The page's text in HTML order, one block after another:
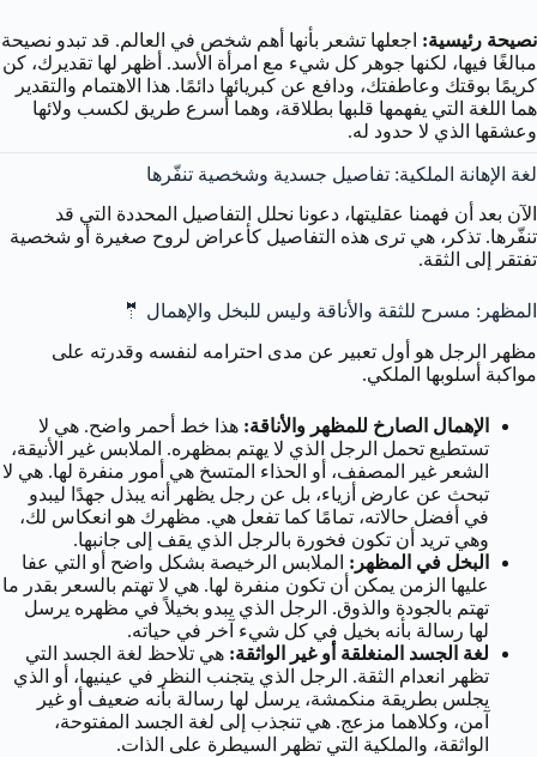
نصيحة رئيسية: اجعلها تشعر بأنها أهم شخص في العالم. قد تبدو نصيحة
مبالغًا فيها، لكنها جوهر كل شيء مع امرأة الأسد. أظهر لها تقديرك، كن
كريمًا بوقتك وعاطفتك، ودافع عن كبريائها دائمًا. هذا الاهتمام والتقدير
هما اللغة التي يفهمها قلبها بطلاقة، وهما أسرع طريق لكسب ولائها
وعشقها الذي لا حدود له.
لغة الإهانة الملكية: تفاصيل جسدية وشخصية تنفّرها
الآن بعد أن فهمنا عقليتها، دعونا نحلل التفاصيل المحددة التي قد
تنفّرها. تذكر، هي ترى هذه التفاصيل كأعراض لروح صغيرة أو شخصية
تفتقر إلى الثقة.
المظهر: مسرح للثقة والأناقة وليس للبخل والإهمال 🤵
مظهر الرجل هو أول تعبير عن مدى احترامه لنفسه وقدرته على
مواكبة أسلوبها الملكي.
الإهمال الصارخ للمظهر والأناقة: هذا خط أحمر واضح. هي لا
تستطيع تحمل الرجل الذي لا يهتم بمظهره. الملابس غير الأنيقة،
الشعر غير المصفف، أو الحذاء المتسخ هي أمور منفرة لها. هي لا
تبحث عن عارض أزياء، بل عن رجل يظهر أنه يبذل جهدًا ليبدو
في أفضل حالاته، تمامًا كما تفعل هي. مظهرك هو انعكاس لك،
وهي تريد أن تكون فخورة بالرجل الذي يقف إلى جانبها.
البخل في المظهر: الملابس الرخيصة بشكل واضح أو التي عفا
عليها الزمن يمكن أن تكون منفرة لها. هي لا تهتم بالسعر بقدر ما
تهتم بالجودة والذوق. الرجل الذي يبدو بخيلاً في مظهره يرسل
لها رسالة بأنه بخيل في كل شيء آخر في حياته.
لغة الجسد المنغلقة أو غير الواثقة: هي تلاحظ لغة الجسد التي
تظهر انعدام الثقة. الرجل الذي يتجنب النظر في عينيها، أو الذي
يجلس بطريقة منكمشة، يرسل لها رسالة بأنه ضعيف أو غير
آمن، وكلاهما مزعج. هي تنجذب إلى لغة الجسد المفتوحة،
الواثقة، والملكية التي تظهر السيطرة على الذات.